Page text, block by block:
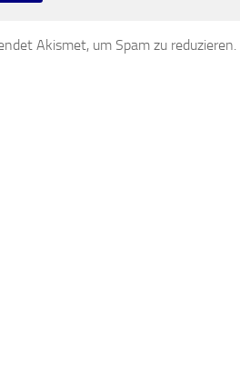
Akismet, um Spam zu reduzieren.